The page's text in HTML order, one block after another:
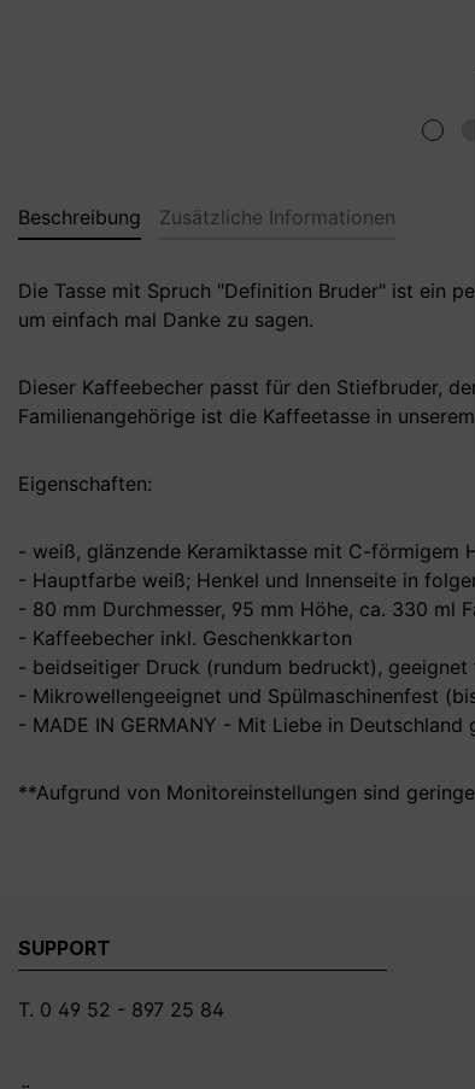
Beschreibung Zusätzliche Informationen
Die Tasse mit Spruch "Definition Bruder" ist ein
um einfach mal Danke zu sagen.
Dieser Kaffeebecher passt für den Stiefbruder,
Familienangehörige ist die Kaffeetasse in
Eigenschaften:
- weiß, glänzende Keramiktasse mit C-förmigem
- Hauptfarbe weiß; Henkel und Innenseite in
- 80 mm Durchmesser, 95 mm Höhe, ca. 330 ml
- Kaffeebecher inkl. Geschenkkarton
- beidseitiger Druck (rundum bedruckt), geeignet
- Mikrowellengeeignet und Spülmaschinenfest
- MADE IN GERMANY - Mit Liebe in
**Aufgrund von Monitoreinstellungen sind
SUPPORT
T. 0 49 52 - 897 25 84